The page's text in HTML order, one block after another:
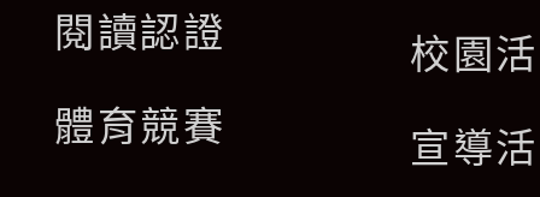
閱讀認證
體育競賽
校園
宣導